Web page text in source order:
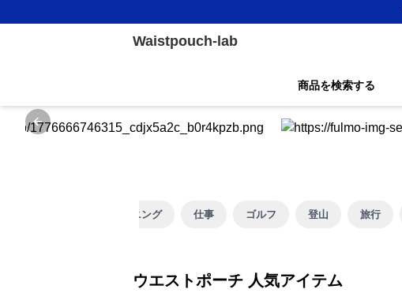
Waistpouch-lab
商品を検索する
Previous slide
ランニング 仕事 ゴルフ 登山 旅行
ウエストポーチ 人気アイテム